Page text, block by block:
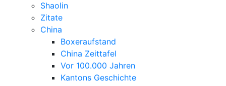
Shaolin
Zitate
China
Boxeraufstand
China Zeittafel
Vor 100.000 Jahren
Kantons Geschichte